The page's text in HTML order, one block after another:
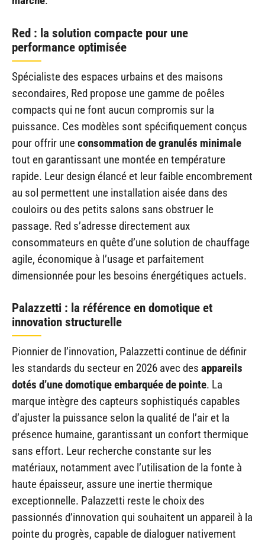
Red : la solution compacte pour une
performance optimisée
Spécialiste des espaces urbains et des maisons
secondaires, Red propose une gamme de poêles
compacts qui ne font aucun compromis sur la
puissance. Ces modèles sont spécifiquement conçus
pour offrir uneconsommation de granulés minimale
tout en garantissant une montée en température
rapide. Leur design élancé et leur faible encombrement
au sol permettent une installation aisée dans des
couloirs ou des petits salons sans obstruer le
passage. Red s’adresse directement aux
consommateurs en quête d’une solution de chauffage
agile, économique à l’usage et parfaitement
dimensionnée pour les besoins énergétiques actuels.
Palazzetti : la référence en domotique et
innovation structurelle
Pionnier de l’innovation, Palazzetti continue de définir
les standards du secteur en 2026 avec des appareils
dotés d’une domotique embarquée de pointe. La
marque intègre des capteurs sophistiqués capables
d’ajuster la puissance selon la qualité de l’air et la
présence humaine, garantissant un confort thermique
sans effort. Leur recherche constante sur les
matériaux, notamment avec l’utilisation de la fonte à
haute épaisseur, assure une inertie thermique
exceptionnelle. Palazzetti reste le choix des
passionnés d’innovation qui souhaitent un appareil à la
pointe du progrès, capable de dialoguer nativement